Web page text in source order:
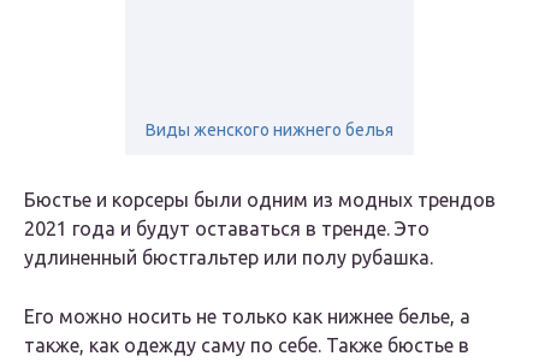
Виды женского нижнего белья
Бюстье и корсеры были одним из модных трендов
2021 года и будут оставаться в тренде. Это
удлиненный бюстгальтер или полу рубашка.
Его можно носить не только как нижнее белье, а
также, как одежду саму по себе. Также бюстье в